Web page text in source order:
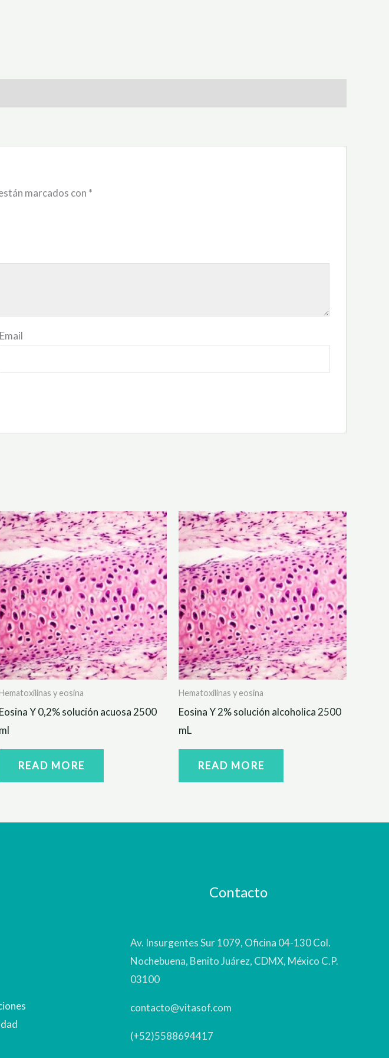
marcados con *
Email
y eosina
Eosina Y 0,2% solución acuosa 2500
ml
READ MORE
Hematoxilinas y eosina
Eosina Y 2% solución alcoholica 2500
mL
READ MORE
Contacto
Av. Insurgentes Sur 1079, Oficina 04-130 Col.
Nochebuena, Benito Juárez, CDMX, México C.P.
03100
contacto@vitasof.com
(+52)5588694417